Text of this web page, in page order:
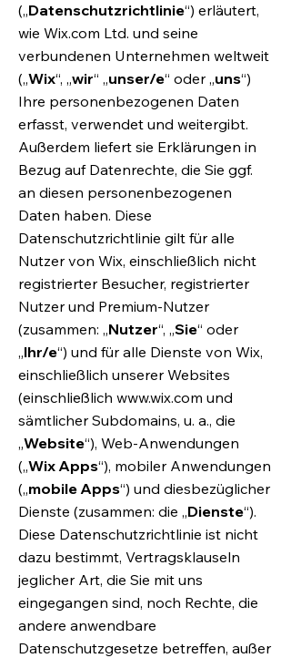
(„Datenschutzrichtlinie“) erläutert,
wie Wix.com Ltd. und seine
verbundenen Unternehmen weltweit
(„Wix“, „wir“ „unser/e“ oder „uns“)
Ihre personenbezogenen Daten
erfasst, verwendet und weitergibt.
Außerdem liefert sie Erklärungen in
Bezug auf Datenrechte, die Sie ggf.
an diesen personenbezogenen
Daten haben. Diese
Datenschutzrichtlinie gilt für alle
Nutzer von Wix, einschließlich nicht
registrierter Besucher, registrierter
Nutzer und Premium-Nutzer
(zusammen: „Nutzer“, „Sie“ oder
„Ihr/e“) und für alle Dienste von Wix,
einschließlich unserer Websites
(einschließlich www.wix.com und
sämtlicher Subdomains, u. a., die
„Website“), Web-Anwendungen
(„Wix Apps“), mobiler Anwendungen
(„mobile Apps“) und diesbezüglicher
Dienste (zusammen: die „Dienste“).
Diese Datenschutzrichtlinie ist nicht
dazu bestimmt, Vertragsklauseln
jeglicher Art, die Sie mit uns
eingegangen sind, noch Rechte, die
andere anwendbare
Datenschutzgesetze betreffen, außer